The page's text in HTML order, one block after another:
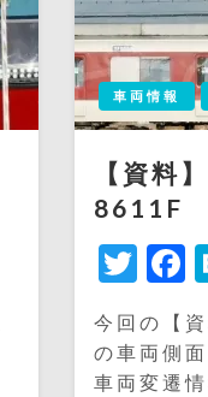
車両情報
【資料
8611F
今回の【
の車両側
車両変遷